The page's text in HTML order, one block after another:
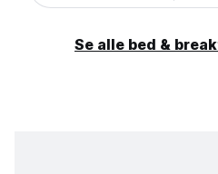
Se alle bed &